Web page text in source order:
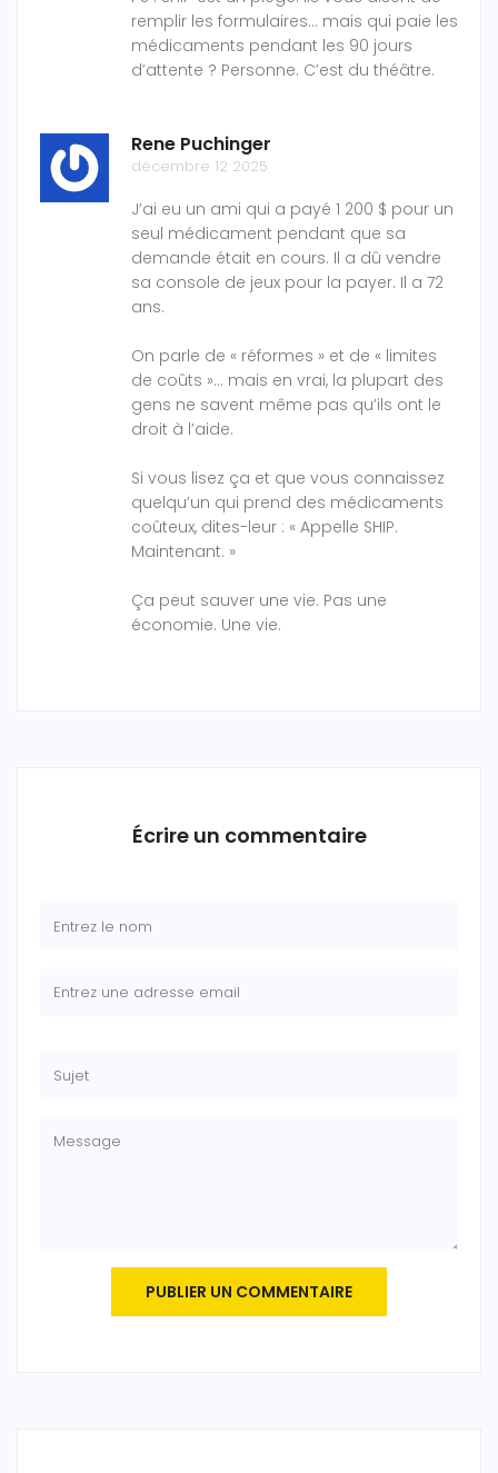
remplir les formulaires… mais qui paie les
médicaments pendant les 90 jours
d’attente ? Personne. C’est du théâtre.
Rene Puchinger
décembre 12 2025
J’ai eu un ami qui a payé 1 200 $ pour un
seul médicament pendant que sa
demande était en cours. Il a dû vendre
sa console de jeux pour la payer. Il a 72
ans.
On parle de « réformes » et de « limites
de coûts »… mais en vrai, la plupart des
gens ne savent même pas qu’ils ont le
droit à l’aide.
Si vous lisez ça et que vous connaissez
quelqu’un qui prend des médicaments
coûteux, dites-leur : « Appelle SHIP.
Maintenant. »
Ça peut sauver une vie. Pas une
économie. Une vie.
Écrire un commentaire
PUBLIER UN COMMENTAIRE